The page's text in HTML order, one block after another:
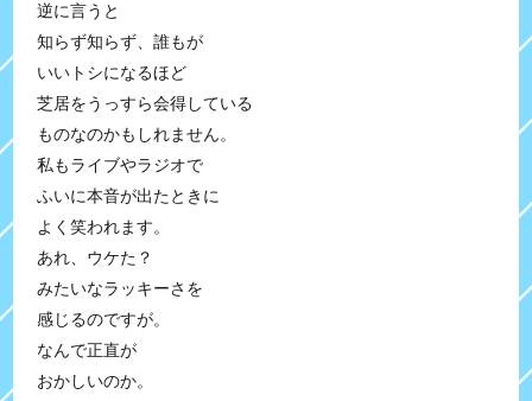
逆に言うと
知らず知らず、誰もが
いいトシになるほど
芝居をうっすら会得している
ものなのかもしれません。
私もライブやラジオで
ふいに本音が出たときに
よく笑われます。
あれ、ウケた？
みたいなラッキーさを
感じるのですが。
なんで正直が
おかしいのか。